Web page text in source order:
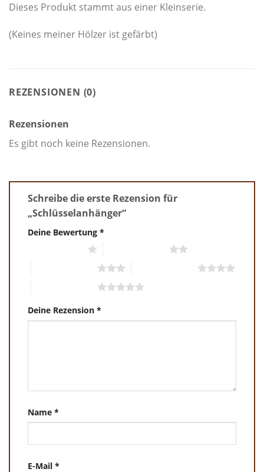
Dieses Produkt stammt aus einer Kleinserie.
(Keines meiner Hölzer ist gefärbt)
REZENSIONEN (0)
Rezensionen
Es gibt noch keine Rezensionen.
Schreibe die erste Rezension für
„Schlüsselanhänger“
Deine Bewertung *
Deine Rezension *
Name *
E-Mail *